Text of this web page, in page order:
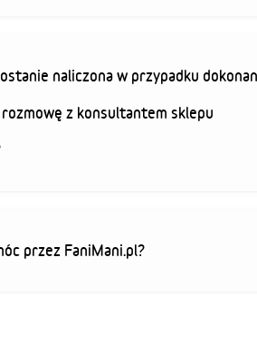
naliczona w przypadku
z konsultantem sklepu
przez FaniMani.pl?